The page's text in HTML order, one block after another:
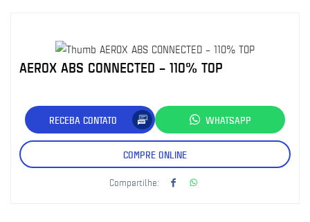
AEROX ABS CONNECTED – 110% TOP
RECEBA CONTATO WHATSAPP
COMPRE ONLINE
Compartilhe: